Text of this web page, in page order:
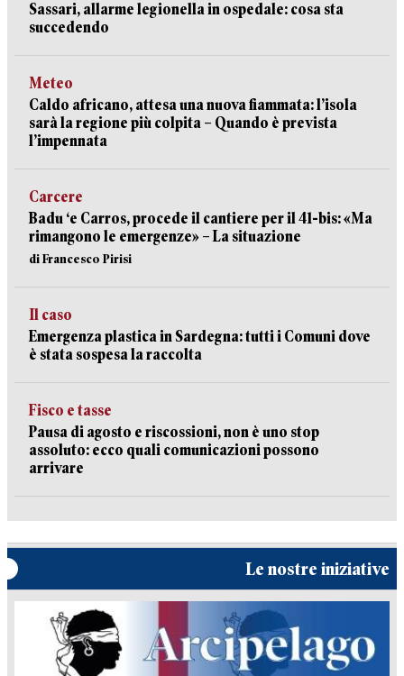
Sassari, allarme legionella in ospedale: cosa sta
succedendo
Meteo
Caldo africano, attesa una nuova fiammata: l’isola
sarà la regione più colpita – Quando è prevista
l’impennata
Carcere
Badu ‘e Carros, procede il cantiere per il 41-bis: «Ma
rimangono le emergenze» – La situazione
di Francesco Pirisi
Il caso
Emergenza plastica in Sardegna: tutti i Comuni dove
è stata sospesa la raccolta
Fisco e tasse
Pausa di agosto e riscossioni, non è uno stop
assoluto: ecco quali comunicazioni possono
arrivare
Le nostre iniziative